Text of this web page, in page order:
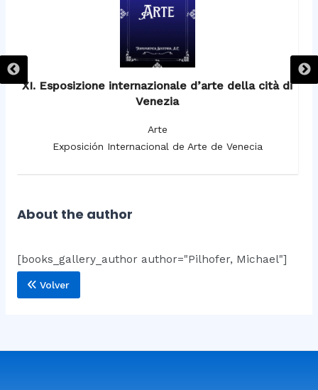
XI. Esposizione internazionale d’arte della cità di
Venezia
Arte
Exposición Internacional de Arte de Venecia
About the author
[books_gallery_author author="Pilhofer, Michael"]
Volver